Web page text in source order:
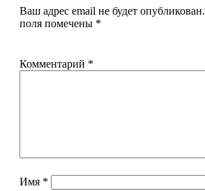
Ваш адрес email не будет опубликован.
поля помечены *
Комментарий *
Имя *